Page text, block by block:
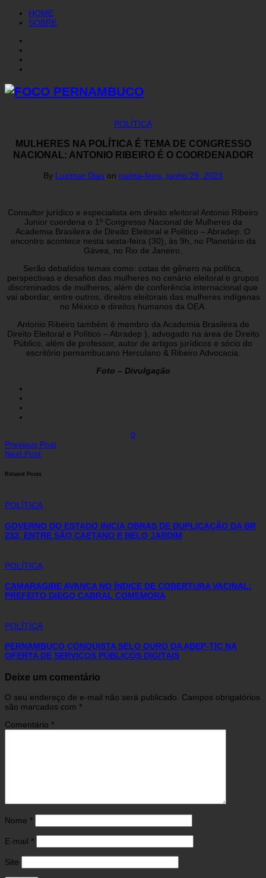
HOME
SOBRE
POLÍTICA
MULHERES NA POLÍTICA É TEMA DE CONGRESSO
NACIONAL: ANTONIO RIBEIRO É O COORDENADOR
By Luzimar Dias on quinta-feira, junho 29, 2023
Consultor jurídico e especialista em direito eleitoral Antonio Ribeiro
Junior coordena o 1º Congresso Nacional de Mulheres da
Academia Brasileira de Direito Eleitoral e Político – Abradep. O
encontro acontece nesta sexta-feira (30), às 9h, no Planetário da
Gávea, no Rio de Janeiro.
Serão debatidos temas como: cotas de gênero na política,
perspectivas e desafios das mulheres no cenário eleitoral e grupos
discriminados de mulheres, além de conferência internacional que
vai abordar, entre outros, direitos eleitorais das mulheres indígenas
no México e direitos humanos da OEA.
Antonio Ribeiro também é membro da Academia Brasileira de
Direito Eleitoral e Político – Abradep ), advogado na área de Direito
Público, além de professor, autor de artigos jurídicos e sócio do
escritório pernambucano Herculano & Ribeiro Advocacia.
Foto – Divulgação
0
Previous Post
Next Post
Related Posts
POLÍTICA
GOVERNO DO ESTADO INICIA OBRAS DE DUPLICAÇÃO DA BR
232, ENTRE SÃO CAETANO E BELO JARDIM
POLÍTICA
CAMARAGIBE AVANÇA NO ÍNDICE DE COBERTURA VACINAL:
PREFEITO DIEGO CABRAL COMEMORA
POLÍTICA
PERNAMBUCO CONQUISTA SELO OURO DA ABEP-TIC NA
OFERTA DE SERVIÇOS PÚBLICOS DIGITAIS
Deixe um comentário
O seu endereço de e-mail não será publicado. Campos obrigatórios
são marcados com *
Comentário *
Nome *
E-mail *
Site